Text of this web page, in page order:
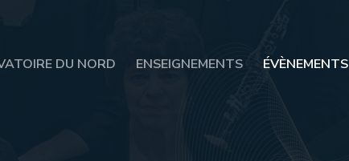
DU NORD ENSEIGNEMENTS ÉVÈNEMENTS